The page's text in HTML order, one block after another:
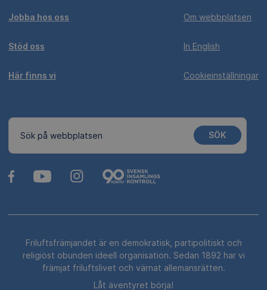
Jobba hos oss
Stöd oss
Här finns vi
Om webbplatsen
In English
Cookieinställningar
Sök på webbplatsen SÖK
Friluftsfrämjandet är en demokratisk, partipolitiskt och
religiöst obunden ideell organisation. Sedan 1892 har vi
främjat friluftslivet och värnat allemansrätten.
Låt äventyret börja!